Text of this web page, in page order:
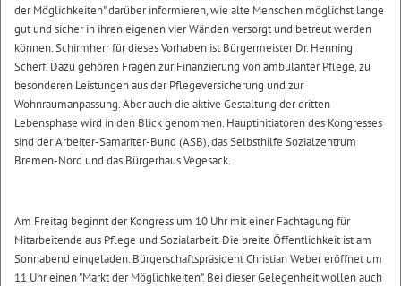
der Möglichkeiten" darüber informieren, wie alte Menschen möglichst lange
gut und sicher in ihren eigenen vier Wänden versorgt und betreut werden
können. Schirmherr für dieses Vorhaben ist Bürgermeister Dr. Henning
Scherf. Dazu gehören Fragen zur Finanzierung von ambulanter Pflege, zu
besonderen Leistungen aus der Pflegeversicherung und zur
Wohnraumanpassung. Aber auch die aktive Gestaltung der dritten
Lebensphase wird in den Blick genommen. Hauptinitiatoren des Kongresses
sind der Arbeiter-Samariter-Bund (ASB), das Selbsthilfe Sozialzentrum
Bremen-Nord und das Bürgerhaus Vegesack.
Am Freitag beginnt der Kongress um 10 Uhr mit einer Fachtagung für
Mitarbeitende aus Pflege und Sozialarbeit. Die breite Öffentlichkeit ist am
Sonnabend eingeladen. Bürgerschaftspräsident Christian Weber eröffnet um
11 Uhr einen "Markt der Möglichkeiten". Bei dieser Gelegenheit wollen auch